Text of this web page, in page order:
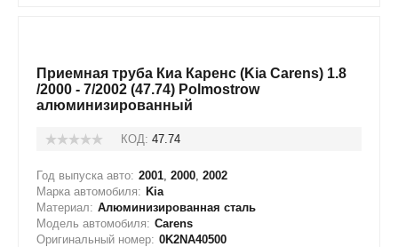
Приемная труба Киа Каренс (Kia Carens) 1.8
/2000 - 7/2002 (47.74) Polmostrow
алюминизированный
КОД: 47.74
Год выпуска авто: 2001, 2000, 2002
Марка автомобиля: Kia
Материал: Алюминизированная сталь
Модель автомобиля: Carens
Оригинальный номер: 0K2NA40500